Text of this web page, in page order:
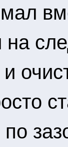
на
по